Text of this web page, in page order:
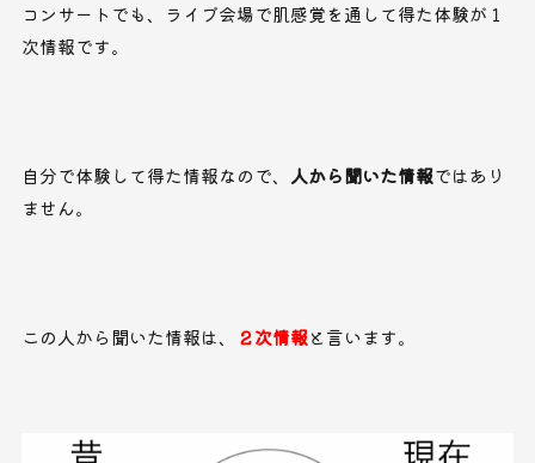
コンサートでも、ライブ会場で肌感覚を通して得た体験が１
次情報です。
自分で体験して得た情報なので、 人から聞いた情報ではあり
ません。
この人から聞いた情報は、 ２次情報と言います。